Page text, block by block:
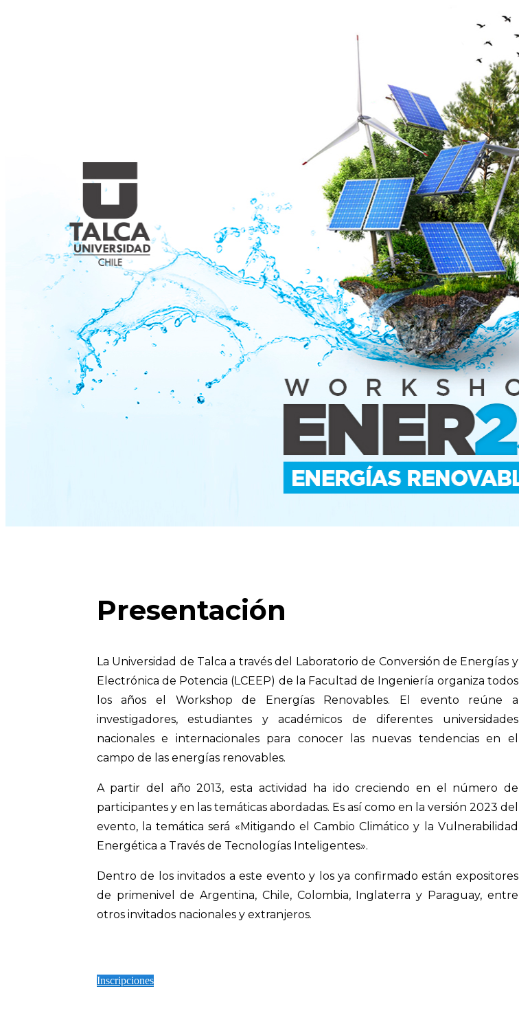
Presentación
La Universidad de Talca a través del Laboratorio de Conversión de Energías y
Electrónica de Potencia (LCEEP) de la Facultad de Ingeniería organiza todos
los años el Workshop de Energías Renovables. El evento reúne a
investigadores, estudiantes y académicos de diferentes universidades
nacionales e internacionales para conocer las nuevas tendencias en el
campo de las energías renovables.
A partir del año 2013, esta actividad ha ido creciendo en el número de
participantes y en las temáticas abordadas. Es así como en la versión 2023 del
evento, la temática será «Mitigando el Cambio Climático y la Vulnerabilidad
Energética a Través de Tecnologías Inteligentes».
Dentro de los invitados a este evento y los ya confirmado están expositores
de primenivel de Argentina, Chile, Colombia, Inglaterra y Paraguay, entre
otros invitados nacionales y extranjeros.
Inscripciones